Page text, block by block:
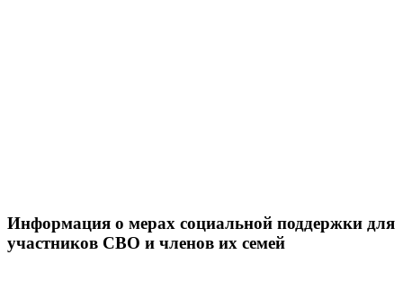
Информация о мерах социальной поддержки для
участников СВО и членов их семей